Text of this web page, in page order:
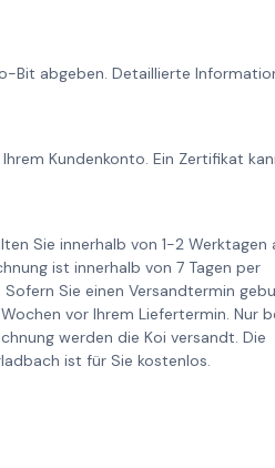
Bit abgeben. Detaillierte
Kundenkonto. Ein Zertifikat
Sie innerhalb von 1-2 Werktagen
ist innerhalb von 7 Tagen per
Sie einen Versandtermin
vor Ihrem Liefertermin. Nur
werden die Koi versandt. Die
ist für Sie kostenlos.